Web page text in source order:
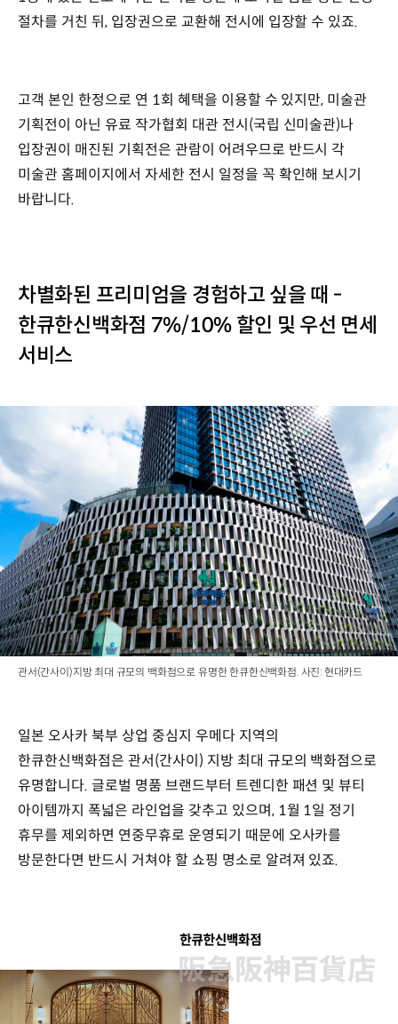
절차를 거친 뒤, 입장권으로 교환해 전시에 입장할 수 있죠.
고객 본인 한정으로 연 1회 혜택을 이용할 수 있지만, 미술관
기획전이 아닌 유료 작가협회 대관 전시(국립 신미술관)나
입장권이 매진된 기획전은 관람이 어려우므로 반드시 각
미술관 홈페이지에서 자세한 전시 일정을 꼭 확인해 보시기
바랍니다.
차별화된 프리미엄을 경험하고 싶을 때 -
한큐한신백화점 7%/10% 할인 및 우선 면세
서비스
관서(간사이)지방 최대 규모의 백화점으로 유명한 한큐한신백화점. 사진: 현대카드
일본 오사카 북부 상업 중심지 우메다 지역의
한큐한신백화점은 관서(간사이) 지방 최대 규모의 백화점으로
유명합니다. 글로벌 명품 브랜드부터 트렌디한 패션 및 뷰티
아이템까지 폭넓은 라인업을 갖추고 있으며, 1월 1일 정기
휴무를 제외하면 연중무휴로 운영되기 때문에 오사카를
방문한다면 반드시 거쳐야 할 쇼핑 명소로 알려져 있죠.